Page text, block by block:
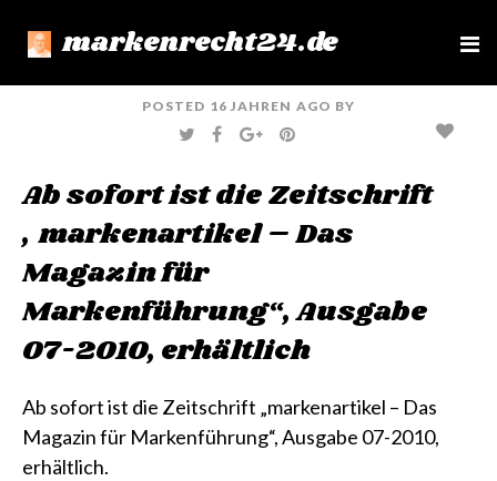
markenrecht24.de
e
POSTED 16 JAHREN AGO BY
T
W
T
E
F
A
O
K
G
O
L
E
P
I
E
R
T
Ab sofort ist die Zeitschrift
„markenartikel – Das
Magazin für
Markenführung“, Ausgabe
07-2010, erhältlich
Ab sofort ist die Zeitschrift „markenartikel – Das
Magazin für Markenführung“, Ausgabe 07-2010,
erhältlich.